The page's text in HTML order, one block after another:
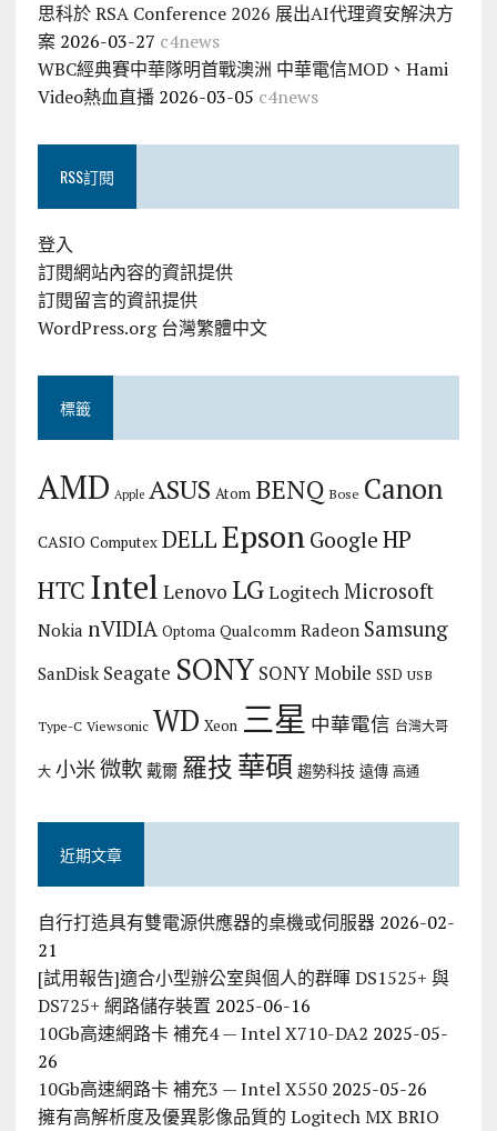
思科於 RSA Conference 2026 展出AI代理資安解決方
案 2026-03-27 c4news
WBC經典賽中華隊明首戰澳洲 中華電信MOD、Hami
Video熱血直播 2026-03-05 c4news
RSS訂閱
登入
訂閱網站內容的資訊提供
訂閱留言的資訊提供
WordPress.org 台灣繁體中文
標籤
AMD Apple ASUS Atom BENQ Bose Canon
CASIO Computex DELLEpson Google HP
HTC Intel Lenovo LG Logitech Microsoft
Nokia nVIDIA Optoma Qualcomm Radeon Samsung
SanDisk Seagate SONY SONY Mobile SSD USB
Type-C Viewsonic WD Xeon 三星 中華電信 台灣大哥
大 小米微軟 戴爾 羅技華碩 趨勢科技 遠傳 高通
近期文章
自行打造具有雙電源供應器的桌機或伺服器 2026-02-
21
[試用報告]適合小型辦公室與個人的群暉 DS1525+ 與
DS725+ 網路儲存裝置 2025-06-16
10Gb高速網路卡 補充4 — Intel X710-DA2 2025-05-
26
10Gb高速網路卡 補充3 — Intel X550 2025-05-26
擁有高解析度及優異影像品質的 Logitech MX BRIO